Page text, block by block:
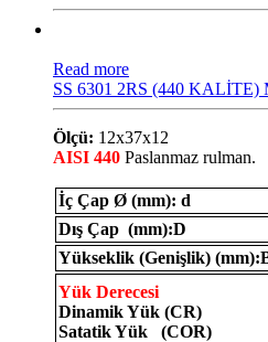
Read more
SS 6301 2RS (440 KALİTE)
Ölçü: 12x37x12
AISI 440 Paslanmaz rulman.
İç Çap Ø (mm): d
Dış Çap (mm):D
Yükseklik (Genişlik)
Yük Derecesi
Dinamik Yük (CR)
Satatik Yük (COR)